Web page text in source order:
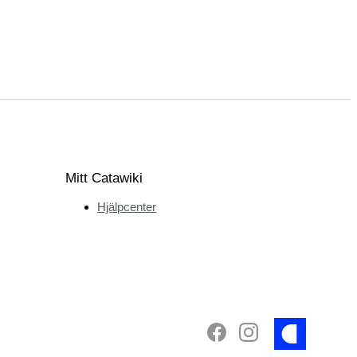
Mitt Catawiki
Hjälpcenter